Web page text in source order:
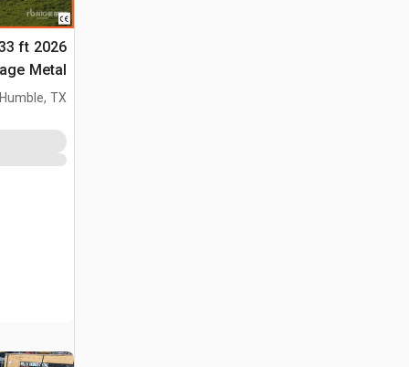
33 ft
محمول (Unused)
TX